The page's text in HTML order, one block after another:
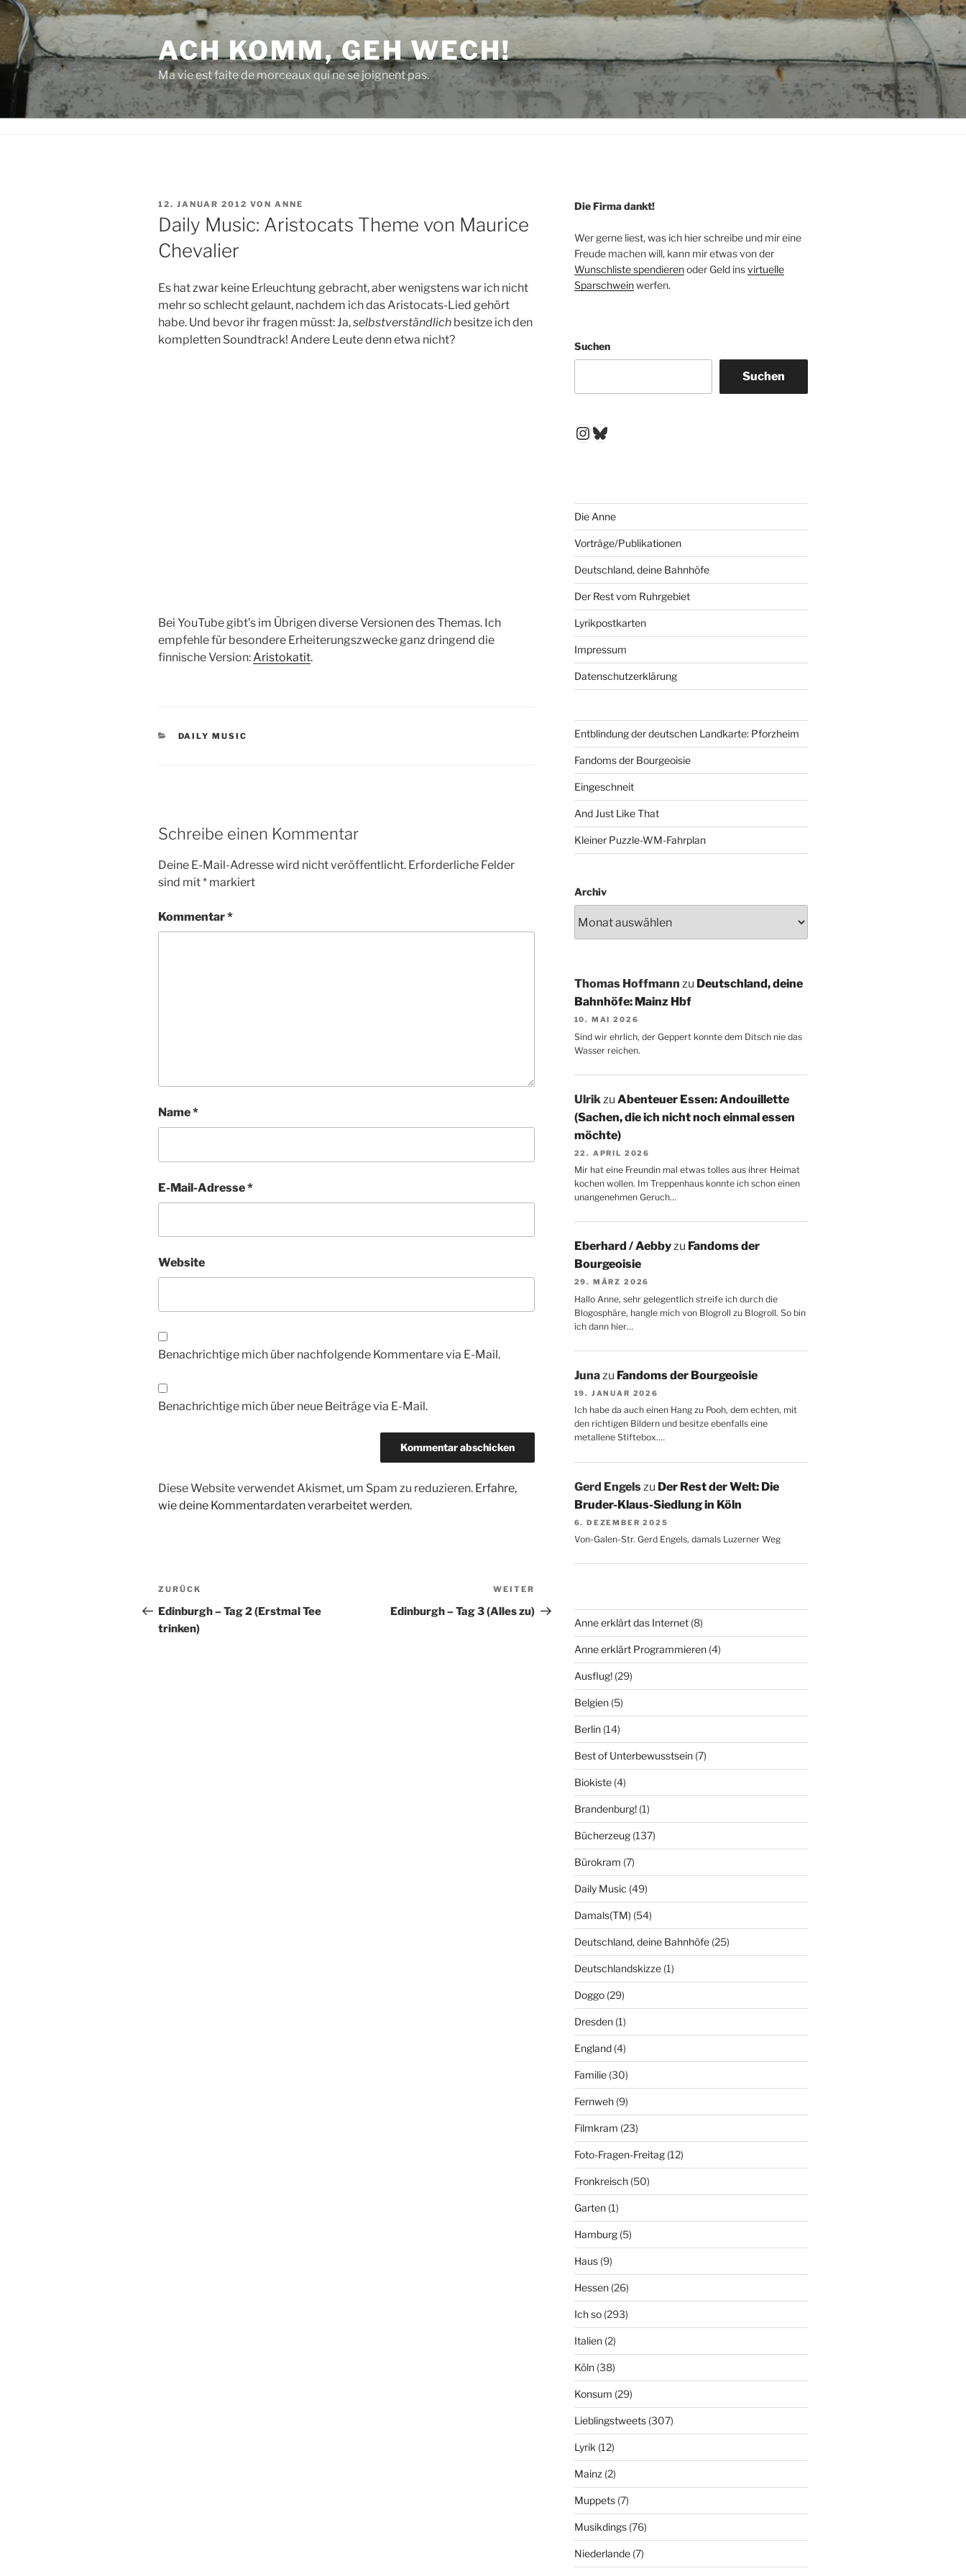
Zum
Inhalt
springen
ACH KOMM, GEH WECH!
Ma vie est faite de morceaux qui ne se joignent pas.
VERÖFFENTLICHT
AM
12. JANUAR 2012 VON ANNE
Daily Music: Aristocats Theme von Maurice
Chevalier
Es hat zwar keine Erleuchtung gebracht, aber wenigstens war ich nicht
mehr so schlecht gelaunt, nachdem ich das Aristocats-Lied gehört
habe. Und bevor ihr fragen müsst: Ja,selbstverständlich besitze ich den
kompletten Soundtrack! Andere Leute denn etwa nicht?
Bei YouTube gibt’s im Übrigen diverse Versionen des Themas. Ich
empfehle für besondere Erheiterungszwecke ganz dringend die
finnische Version:Aristokatit.
KATEGORIEN
DAILY MUSIC
Schreibe einen Kommentar
Deine E-Mail-Adresse wird nicht veröffentlicht. Erforderliche Felder
sind mit* markiert
Kommentar*
Name*
E-Mail-Adresse*
Website
Benachrichtige mich über nachfolgende Kommentare via E-Mail.
Benachrichtige mich über neue Beiträge via E-Mail.
Diese Website verwendet Akismet, um Spam zu reduzieren. Erfahre,
wie deine Kommentardaten verarbeitet werden.
Beitragsnavigation
Vorheriger
Beitrag
ZURÜCK
Edinburgh – Tag 2 (Erstmal Tee
trinken)
Beitrag
WEITER
Edinburgh – Tag 3 (Alles zu)
Die Firma dankt!
Wer gerne liest, was ich hier schreibe und mir eine
Freude machen will, kann mir etwas von der
Wunschliste spendierenoder Geld insvirtuelle
Sparschweinwerfen.
Suchen
Suchen
Instagram
Bluesky
Die Anne
Vorträge/Publikationen
Deutschland, deine Bahnhöfe
Der Rest vom Ruhrgebiet
Lyrikpostkarten
Impressum
Datenschutzerklärung
Entblindung der deutschen Landkarte: Pforzheim
Fandoms der Bourgeoisie
Eingeschneit
And Just Like That
Kleiner Puzzle-WM-Fahrplan
Archiv
Thomas Hoffmann zu Deutschland, deine
Bahnhöfe: Mainz Hbf
10. MAI 2026
Sind wir ehrlich, der Geppert konnte dem Ditsch nie das
Wasser reichen.
Ulrikzu Abenteuer Essen: Andouillette
(Sachen, die ich nicht noch einmal essen
möchte)
22. APRIL 2026
Mir hat eine Freundin mal etwas tolles aus ihrer Heimat
kochen wollen. Im Treppenhaus konnte ich schon einen
unangenehmen Geruch…
Eberhard / Aebbyzu Fandoms der
Bourgeoisie
29. MÄRZ 2026
Hallo Anne, sehr gelegentlich streife ich durch die
Blogosphäre, hangle mich von Blogroll zu Blogroll. So bin
ich dann hier…
Junazu Fandoms der Bourgeoisie
19. JANUAR 2026
Ich habe da auch einen Hang zu Pooh, dem echten, mit
den richtigen Bildern und besitze ebenfalls eine
metallene Stiftebox.…
Gerd Engelszu Der Rest der Welt: Die
Bruder-Klaus-Siedlung in Köln
6. DEZEMBER 2025
Von-Galen-Str. Gerd Engels, damals Luzerner Weg
Anne erklärt das Internet(8)
Anne erklärt Programmieren(4)
Ausflug!(29)
Belgien(5)
Berlin(14)
Best of Unterbewusstsein(7)
Biokiste(4)
Brandenburg!(1)
Bücherzeug(137)
Bürokram (7)
Daily Music (49)
Damals(TM) (54)
Deutschland, deine Bahnhöfe(25)
Deutschlandskizze(1)
Doggo(29)
Dresden(1)
England(4)
Familie(30)
Fernweh(9)
Filmkram (23)
Foto-Fragen-Freitag(12)
Fronkreisch(50)
Garten(1)
Hamburg(5)
Haus(9)
Hessen(26)
Ich so(293)
Italien(2)
Köln(38)
Konsum (29)
Lieblingstweets(307)
Lyrik (12)
Mainz (2)
Muppets(7)
Musikdings(76)
Niederlande(7)